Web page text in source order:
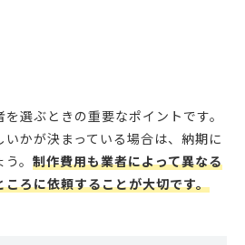
選ぶときの重要なポイントです。
かが決まっている場合は、納期に
。 制作費用も業者によって異なる
ろに依頼することが大切です。